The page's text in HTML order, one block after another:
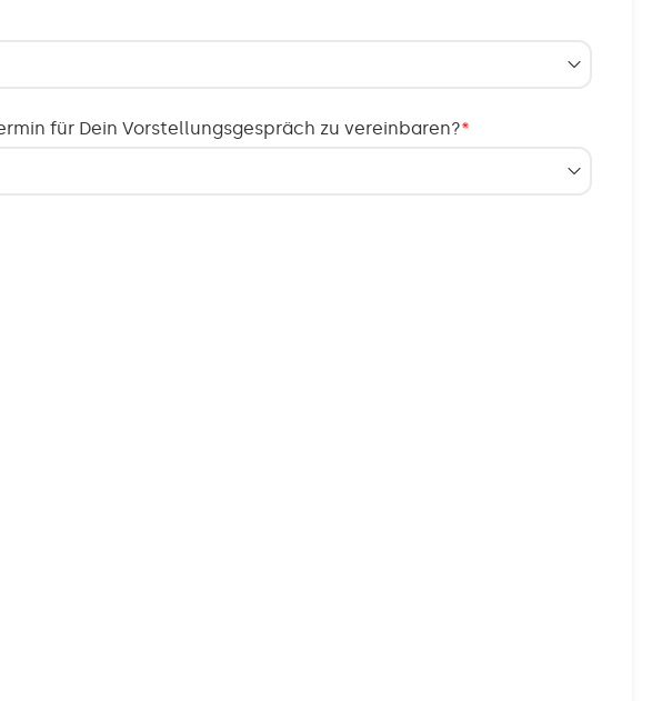
für Dein Vorstellungsgespräch zu vereinbaren?*